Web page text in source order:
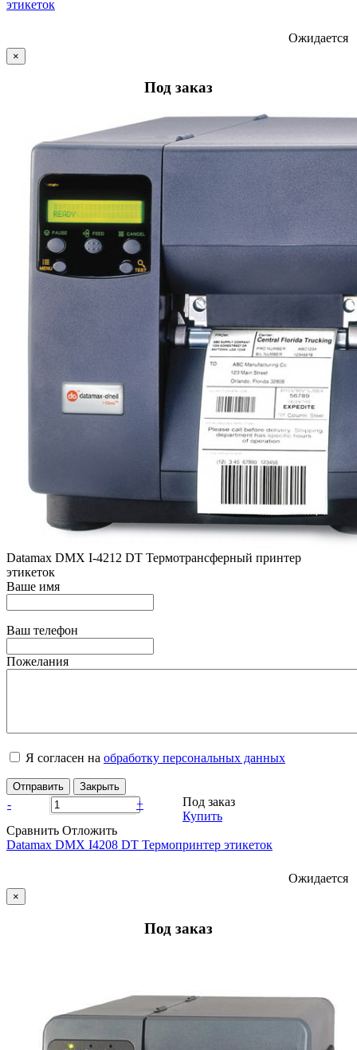
этикеток
Ожидается
×
Под заказ
Datamax DMX I-4212 DT Термотрансферный принтер
этикеток
Ваше имя
Ваш телефон
Пожелания
Я согласен на обработку персональных данных
Отправить Закрыть
- +
Под заказ
Купить
Сравнить Отложить
Datamax DMX I4208 DT Термопринтер этикеток
Ожидается
×
Под заказ